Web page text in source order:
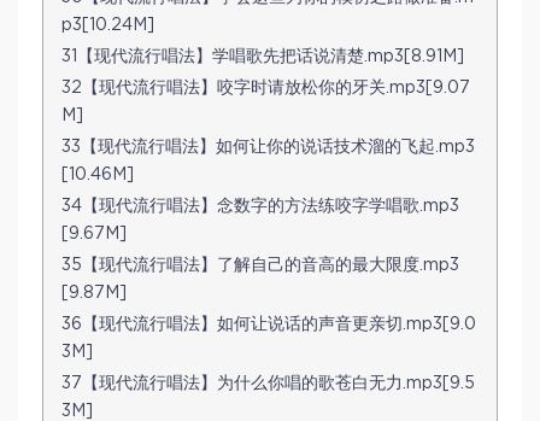
p3[10.24M]
31【现代流行唱法】学唱歌先把话说清楚.mp3[8.91M]
32【现代流行唱法】咬字时请放松你的牙关.mp3[9.07
M]
33【现代流行唱法】如何让你的说话技术溜的飞起.mp3
[10.46M]
34【现代流行唱法】念数字的方法练咬字学唱歌.mp3
[9.67M]
35【现代流行唱法】了解自己的音高的最大限度.mp3
[9.87M]
36【现代流行唱法】如何让说话的声音更亲切.mp3[9.0
3M]
37【现代流行唱法】为什么你唱的歌苍白无力.mp3[9.5
3M]